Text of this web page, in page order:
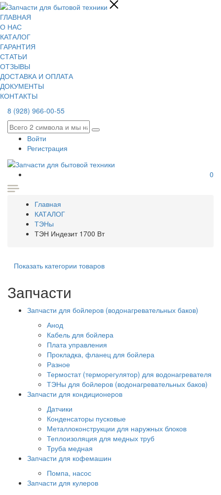
ГЛАВНАЯ
О НАС
КАТАЛОГ
ГАРАНТИЯ
СТАТЬИ
ОТЗЫВЫ
ДОСТАВКА И ОПЛАТА
ДОКУМЕНТЫ
КОНТАКТЫ
8 (928) 966-00-55
Войти
Регистрация
0
Главная
КАТАЛОГ
ТЭНы
ТЭН Индезит 1700 Вт
Показать категории товаров
Запчасти
Запчасти для бойлеров (водонагревательных баков)
Анод
Кабель для бойлера
Плата управления
Прокладка, фланец для бойлера
Разное
Термостат (терморегулятор) для водонагревателя
ТЭНы для бойлеров (водонагревательных баков)
Запчасти для кондиционеров
Датчики
Конденсаторы пусковые
Металлоконструкции для наружных блоков
Теплоизоляция для медных труб
Труба медная
Запчасти для кофемашин
Помпа, насос
Запчасти для кулеров